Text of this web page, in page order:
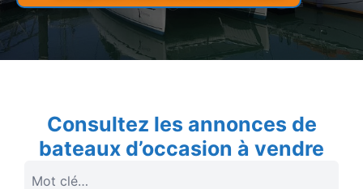
Consultez les annonces de
bateaux d’occasion à vendre